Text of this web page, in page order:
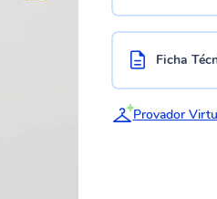
Ficha
Provador